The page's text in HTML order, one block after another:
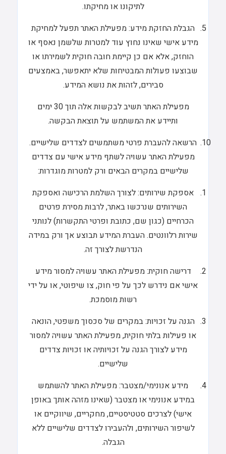
לתיקונו או מחיקתו.
הגבלת החזקת מידע: מפעילת האתר תפעל למחיקת
מידע אישי שאינו נחוץ עוד למטרות שלשמן נאסף או
הוחזק, אלא אם כן קיימת חובה חוקית לשמירתו או
שבוצעו פעולות המבטיחות שלא יתאפשר, באמצעים
סבירים, לזהות את נושא המידע.
מפעילת האתר תשיב לבקשות אלה תוך 30 ימים
ותיידע את המשתמש על תוצאת הבקשה.
הרשאה להעברת פרטי משתמשים לצדדים שלישיים.
מפעילת האתר עשויה לשתף מידע אישי עם צדדים
שלישיים במקרים הבאים ורק למטרות מוגדרות:
אספקת שירותים: לצורך השלמת הרכישה ואספקת
השירותים שנרכשו באתר, לרבות מסירת פרטים
הכרחיים (כגון שם, כתובת ופרטי התקשרות) לנותני
שירות רלוונטים. העברת המידע תבוצע אך ורק במידה
הנדרשת לצורך זה.
דרישה חוקית: מפעילת האתר עשויה למסור מידע
אישי אם נידרש לכך על פי חוק, צו שיפוטי, או על ידי
רשות מוסמכת.
הגנה על זכויות: במקרים של סכסוך משפטי, הונאה
או פעילות בלתי חוקית, מפעילת האתר עשויה למסור
מידע לצורך הגנה על זכויותיה או זכויות צדדים
שלישיים.
מידע אנונימי/מצטבר: מפעילת האתר להשתמש
במידע אנונימי או מצטבר (שאינו מזהה אותך באופן
אישי) לצרכים סטטיסטיים, מחקריים, שיווקיים או
לשיפור השירותים, ולהעבירו לצדדים שלישיים ללא
הגבלה.